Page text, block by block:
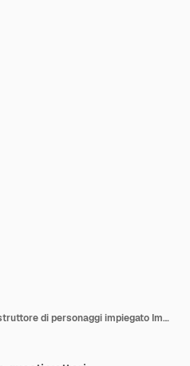
Giovane uomo d'affari costruttore di personaggi impiegato Imposta diverse posizioni gambe animation_ai_generated